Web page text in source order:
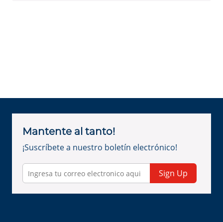
Mantente al tanto!
¡Suscríbete a nuestro boletín electrónico!
Sign Up